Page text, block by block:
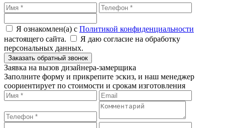
Я ознакомлен(а) с Политикой конфиденциальности
настоящего сайта.
Я даю согласие на обработку
персональных данных.
Заказать обратный звонок
Заявка на вызов дизайнера-замерщика
Заполните форму и прикрепите эскиз, и наш менеджер
соориентирует по стоимости и срокам изготовления